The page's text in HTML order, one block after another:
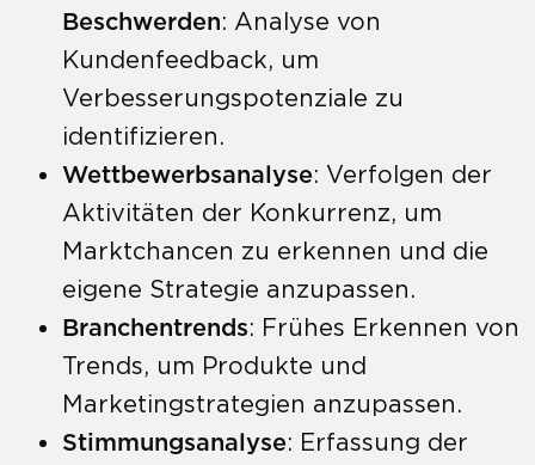
Beschwerden: Analyse von
Kundenfeedback, um
Verbesserungspotenziale zu
identifizieren.
Wettbewerbsanalyse: Verfolgen der
Aktivitäten der Konkurrenz, um
Marktchancen zu erkennen und die
eigene Strategie anzupassen.
Branchentrends: Frühes Erkennen von
Trends, um Produkte und
Marketingstrategien anzupassen.
Stimmungsanalyse: Erfassung der